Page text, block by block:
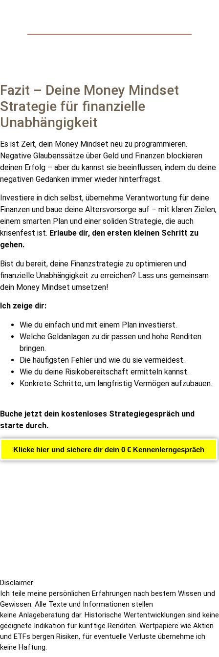
Fazit – Deine Money Mindset
Strategie für finanzielle
Unabhängigkeit
Es ist Zeit, dein Money Mindset neu zu programmieren.
Negative Glaubenssätze über Geld und Finanzen blockieren
deinen Erfolg – aber du kannst sie beeinflussen, indem du deine
negativen Gedanken immer wieder hinterfragst.
Investiere in dich selbst, übernehme Verantwortung für deine
Finanzen und baue deine Altersvorsorge auf – mit klaren Zielen,
einem smarten Plan und einer soliden Strategie, die auch
krisenfest ist. Erlaube dir, den ersten kleinen Schritt zu
gehen.
Bist du bereit, deine Finanzstrategie zu optimieren und
finanzielle Unabhängigkeit zu erreichen? Lass uns gemeinsam
dein Money Mindset umsetzen!
Ich zeige dir:
Wie du einfach und mit einem Plan investierst.
Welche Geldanlagen zu dir passen und hohe Renditen
bringen.
Die häufigsten Fehler und wie du sie vermeidest.
Wie du deine Risikobereitschaft ermitteln kannst.
Konkrete Schritte, um langfristig Vermögen aufzubauen.
Buche jetzt dein kostenloses Strategiegespräch und
starte durch.
Klicke hier und sichere dir dein 0 € Kennenlerngespräch
Disclaimer:
Ich teile meine persönlichen Erfahrungen nach bestem Wissen und
Gewissen. Alle Texte und Informationen stellen
keine Anlageberatung dar. Historische Wertentwicklungen sind keine
geeignete Indikation für künftige Renditen. Wertpapiere wie Aktien
und ETFs bergen Risiken, für eventuelle Verluste übernehme ich
keine Haftung.